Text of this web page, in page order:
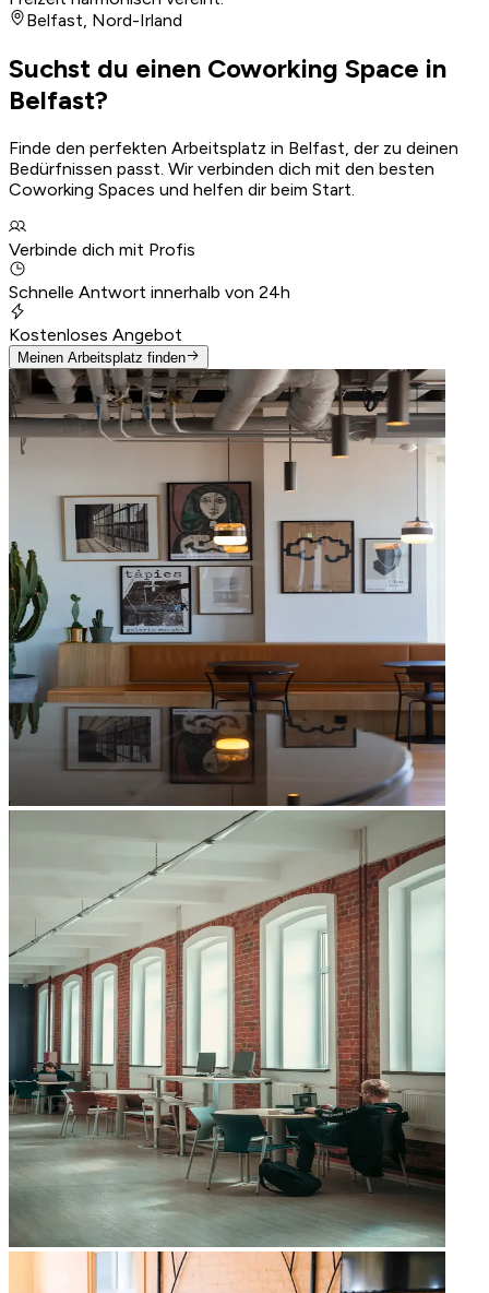
Belfast, Nord-Irland
Suchst du einen Coworking Space in
Belfast?
Finde den perfekten Arbeitsplatz in Belfast, der zu deinen
Bedürfnissen passt. Wir verbinden dich mit den besten
Coworking Spaces und helfen dir beim Start.
Verbinde dich mit Profis
Schnelle Antwort innerhalb von 24h
Kostenloses Angebot
Meinen Arbeitsplatz finden